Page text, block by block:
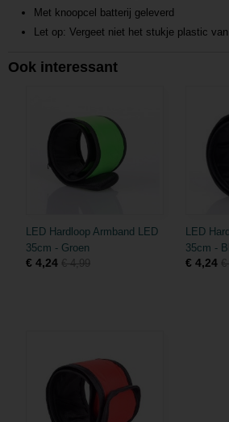
Met knoopcel batterij geleverd
Let op: Vergeet niet het stukje plastic
Ook interessant
LED Hardloop Armband LED
35cm - Groen
€ 4,24 € 4,99
LED
35cm -
€ 4,24